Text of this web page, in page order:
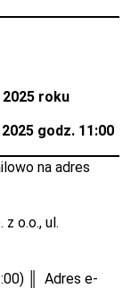
2025 roku
godz. 11:00
na adres
z o.o., ul.
║ Adres e-